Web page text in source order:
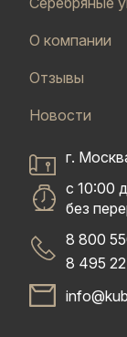
О компании
Отзывы
Новости
г.
с 10:00
без
8 800
8 495